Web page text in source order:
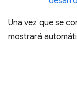
Una vez que se
mostrará